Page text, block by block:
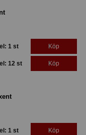
1 st Köp
12 st Köp
1 st Köp